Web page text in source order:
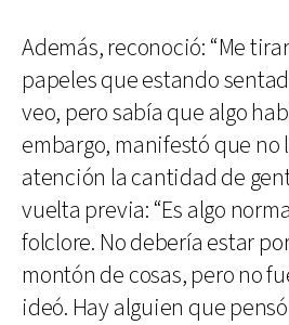
Además, reconoció: “Me
papeles que estando
veo, pero sabía que algo
embargo, manifestó que no
atención la cantidad de
vuelta previa: “Es algo
folclore. No debería estar
montón de cosas, pero no
ideó. Hay alguien que pensó